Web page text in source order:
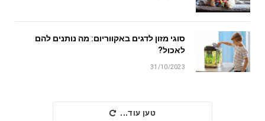
סוגי מזון לדגים באקווריום: מה נותנים להם
לאכול?
31/10/2023
טען עוד...